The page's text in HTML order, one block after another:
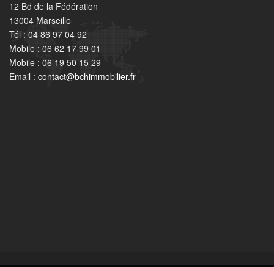
12 Bd de la Fédération
13004 Marseille
Tél : 04 86 97 04 92
Mobile : 06 62 17 99 01
Mobile : 06 19 50 15 29
Email : contact@bchimmobilier.fr